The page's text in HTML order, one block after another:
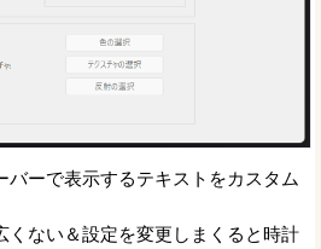
バーで表示するテキストをカスタム
くない＆設定を変更しまくると時計